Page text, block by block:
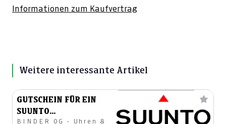
Informationen zum Kaufvertrag
Weitere interessante Artikel
GUTSCHEIN FÜR EIN
SUUNTO
BINDER OG - Uhren &